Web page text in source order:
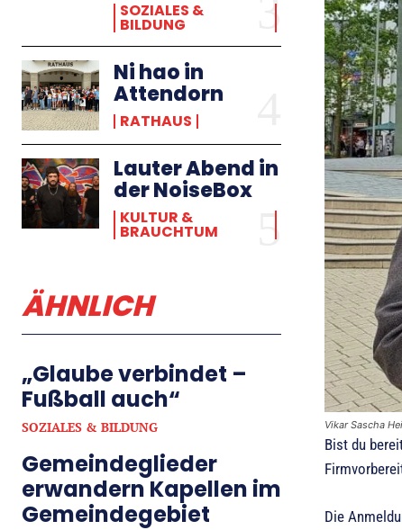
SOZIALES &
BILDUNG
Ni hao in
Attendorn
RATHAUS
Lauter Abend in
der NoiseBox
KULTUR &
BRAUCHTUM
ÄHNLICH
„Glaube verbindet –
Fußball auch“
SOZIALES & BILDUNG
Gemeindeglieder
erwandern Kapellen im
Gemeindegebiet
Vikar Sascha
Bist du
Die